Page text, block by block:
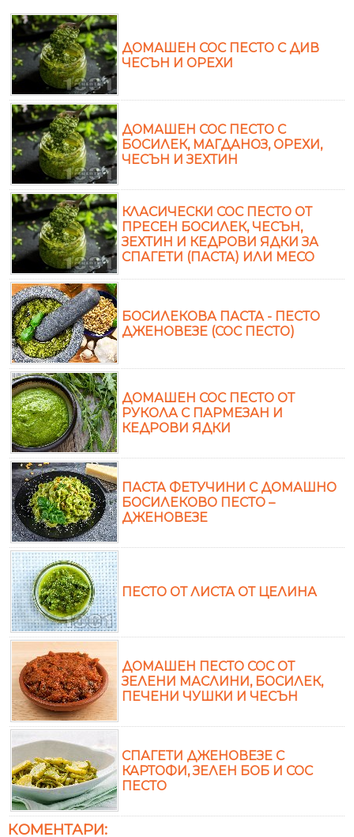
ДОМАШЕН СОС ПЕСТО С ДИВ
ЧЕСЪН И ОРЕХИ
ДОМАШЕН СОС ПЕСТО С
БОСИЛЕК, МАГДАНОЗ, ОРЕХИ,
ЧЕСЪН И ЗЕХТИН
КЛАСИЧЕСКИ СОС ПЕСТО ОТ
ПРЕСЕН БОСИЛЕК, ЧЕСЪН,
ЗЕХТИН И КЕДРОВИ ЯДКИ ЗА
СПАГЕТИ (ПАСТА) ИЛИ МЕСО
БОСИЛЕКОВА ПАСТА - ПЕСТО
ДЖЕНОВЕЗЕ (СОС ПЕСТО)
ДОМАШЕН СОС ПЕСТО ОТ
РУКОЛА С ПАРМЕЗАН И
КЕДРОВИ ЯДКИ
ПАСТА ФЕТУЧИНИ С ДОМАШНО
БОСИЛЕКОВО ПЕСТО –
ДЖЕНОВЕЗЕ
ПЕСТО ОТ ЛИСТА ОТ ЦЕЛИНА
ДОМАШЕН ПЕСТО СОС ОТ
ЗЕЛЕНИ МАСЛИНИ, БОСИЛЕК,
ПЕЧЕНИ ЧУШКИ И ЧЕСЪН
СПАГЕТИ ДЖЕНОВЕЗЕ С
КАРТОФИ, ЗЕЛЕН БОБ И СОС
ПЕСТО
КОМЕНТАРИ: